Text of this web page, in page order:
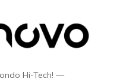
Hi-Tech! —